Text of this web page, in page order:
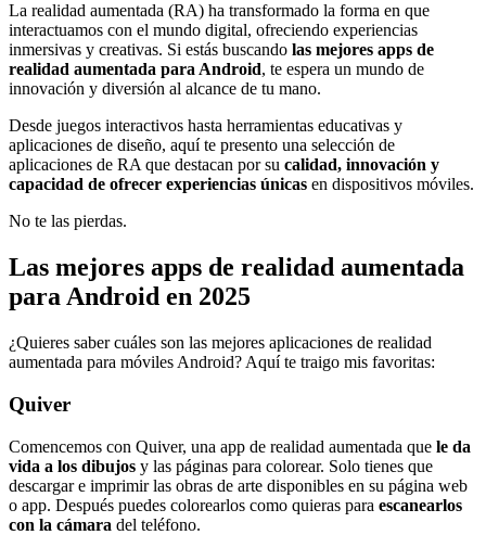
La realidad aumentada (RA) ha transformado la forma en que
interactuamos con el mundo digital, ofreciendo experiencias
inmersivas y creativas. Si estás buscando las mejores apps de
realidad aumentada para Android, te espera un mundo de
innovación y diversión al alcance de tu mano.
Desde juegos interactivos hasta herramientas educativas y
aplicaciones de diseño, aquí te presento una selección de
aplicaciones de RA que destacan por su calidad, innovación y
capacidad de ofrecer experiencias únicas en dispositivos móviles.
No te las pierdas.
Las mejores apps de realidad aumentada
para Android en 2025
¿Quieres saber cuáles son las mejores aplicaciones de realidad
aumentada para móviles Android? Aquí te traigo mis favoritas:
Quiver
Comencemos con Quiver, una app de realidad aumentada que le da
vida a los dibujos y las páginas para colorear. Solo tienes que
descargar e imprimir las obras de arte disponibles en su página web
o app. Después puedes colorearlos como quieras para escanearlos
con la cámara del teléfono.